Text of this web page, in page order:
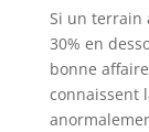
Si un terrain
30% en
bonne
connaissent